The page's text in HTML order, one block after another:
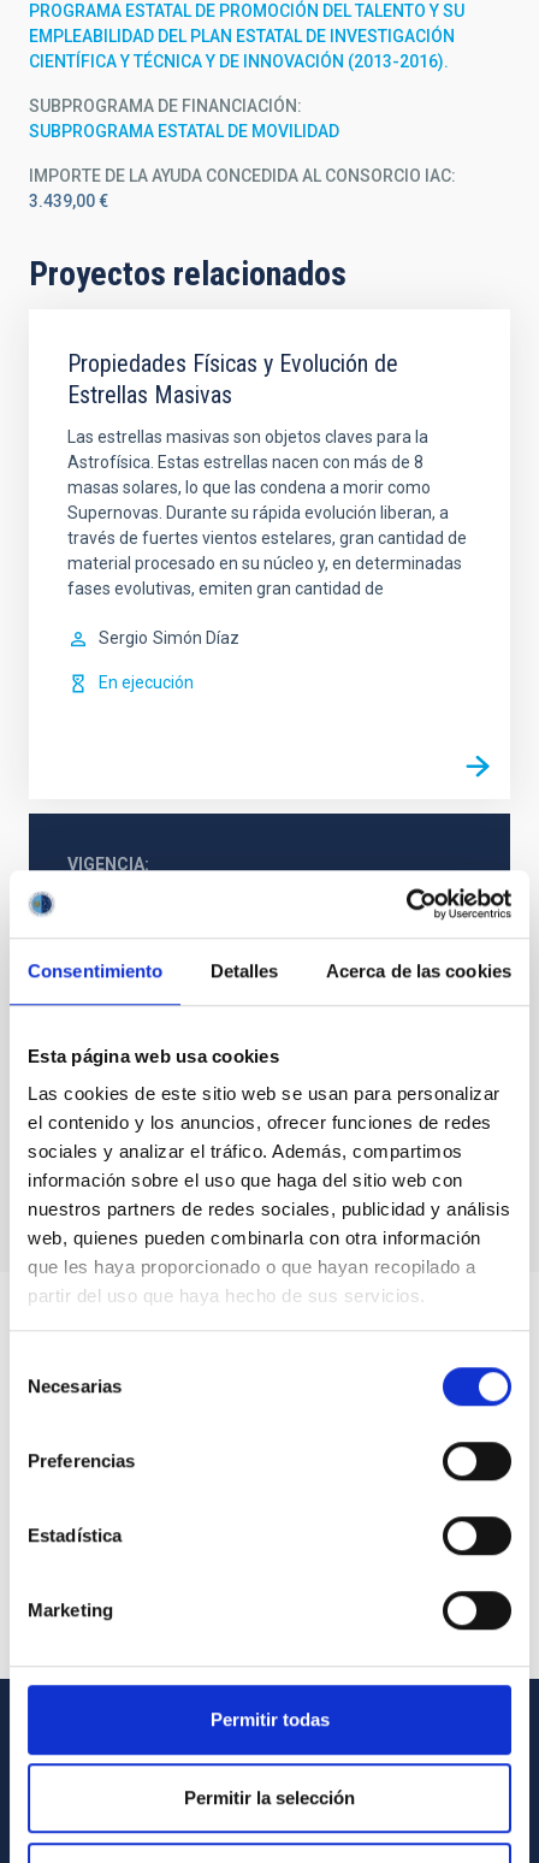
Consentimiento Detalles Acerca de las cookies
Esta página web usa cookies
Las cookies de este sitio web se usan para personalizar
el contenido y los anuncios, ofrecer funciones de redes
sociales y analizar el tráfico. Además, compartimos
información sobre el uso que haga del sitio web con
nuestros partners de redes sociales, publicidad y análisis
web, quienes pueden combinarla con otra información
que les haya proporcionado o que hayan recopilado a
partir del uso que haya hecho de sus servicios.
Necesarias
Preferencias
Estadística
Marketing
Permitir todas
Permitir la selección
PROGRAMA ESTATAL DE PROMOCIÓN DEL TALENTO Y SU
EMPLEABILIDAD DEL PLAN ESTATAL DE INVESTIGACIÓN
CIENTÍFICA Y TÉCNICA Y DE INNOVACIÓN (2013-2016).
SUBPROGRAMA DE FINANCIACIÓN
SUBPROGRAMA ESTATAL DE MOVILIDAD
IMPORTE DE LA AYUDA CONCEDIDA AL CONSORCIO IAC
3.439,00 €
Proyectos relacionados
Propiedades Físicas y Evolución de
Estrellas Masivas
Las estrellas masivas son objetos claves para la
Astrofísica. Estas estrellas nacen con más de 8
masas solares, lo que las condena a morir como
Supernovas. Durante su rápida evolución liberan, a
través de fuertes vientos estelares, gran cantidad de
material procesado en su núcleo y, en determinadas
fases evolutivas, emiten gran cantidad de
Sergio Simón Díaz
En ejecución
VIGENCIA
INFORMACIÓN GENERAL
Cómo llegar al IAC